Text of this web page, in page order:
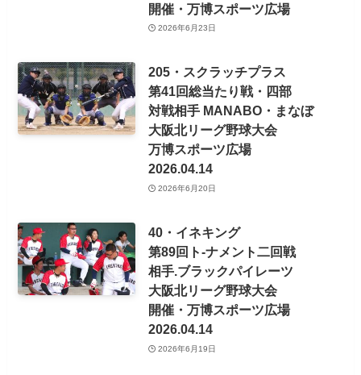
開催・万博スポーツ広場
2026年6月23日
205・スクラッチプラス
第41回総当たり戦・四部
対戦相手 MANABO・まなぼ
大阪北リーグ野球大会
万博スポーツ広場
2026.04.14
2026年6月20日
40・イネキング
第89回ト-ナメント二回戦
相手.ブラックパイレーツ
大阪北リーグ野球大会
開催・万博スポーツ広場
2026.04.14
2026年6月19日